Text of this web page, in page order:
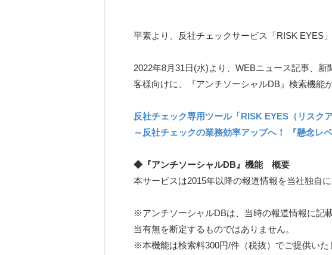
平素より、反社チェックサービス「RISK EYES
2022年8月31日(水)より、WEBニュース記事、
客様向けに、『アンチソーシャルDB』検索機能
反社チェック専用ツール「RISK EYES（リスク
～反社チェックの業務効率アップへ！ 『懸念レ
◆『アンチソーシャルDB』機能 概要
本サービスは2015年以降の報道情報を当社独自
※アンチソーシャルDBは、当時の報道情報に記
当有無を断定するものではありません。
※本機能は検索料300円/件（税抜）でご提供いた